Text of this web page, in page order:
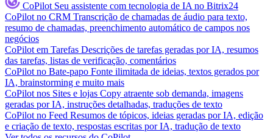
CoPilot Seu assistente com tecnologia de IA no Bitrix24
CoPilot no CRM Transcrição de chamadas de áudio para texto,
resumo de chamadas, preenchimento automático de campos nos
negócios
CoPilot em Tarefas Descrições de tarefas geradas por IA, resumos
das tarefas, listas de verificação, comentários
CoPilot no Bate-papo Fonte ilimitada de ideias, textos gerados por
IA, brainstorming e muito mais
CoPilot nos Sites e lojas Copy atraente sob demanda, imagens
geradas por IA, instruções detalhadas, traduções de texto
CoPilot no Feed Resumos de tópicos, ideias geradas por IA, edição
e criação de texto, respostas escritas por IA, tradução de texto